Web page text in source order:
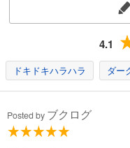
4.1
ドキドキハラハラ ダー
Posted by ブクログ